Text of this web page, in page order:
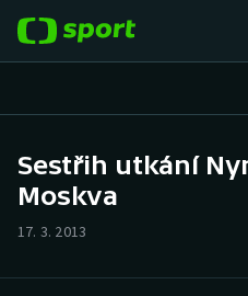
Hokej
Sestřih utkání
Moskva
17. 3. 2013